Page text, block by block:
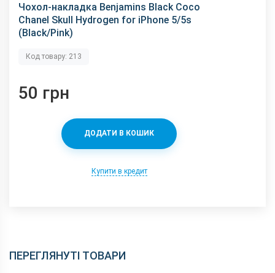
Чохол-накладка Benjamins Black Coco
Chanel Skull Hydrogen for iPhone 5/5s
(Black/Pink)
Код товару: 213
50 грн
ДОДАТИ В КОШИК
Купити в кредит
ПЕРЕГЛЯНУТІ ТОВАРИ